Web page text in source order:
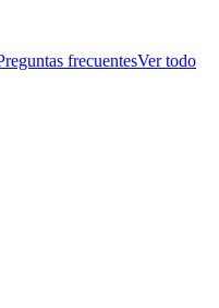
frecuentesVer todo